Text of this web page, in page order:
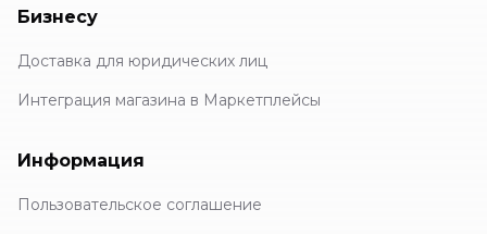
Бизнесу
Доставка для юридических лиц
Интеграция магазина в Маркетплейсы
Информация
Пользовательское соглашение